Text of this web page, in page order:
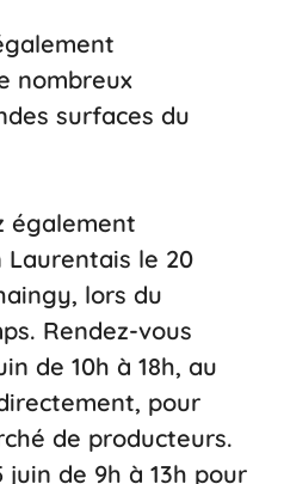
nombreux
surfaces du
également
le 20
lors du
Rendez-vous
de 10h à 18h, au
pour
de producteurs.
juin de 9h à 13h pour